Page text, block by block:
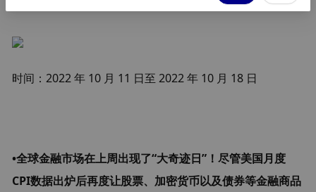
时间：2022 年 10 月 11 日至 2022 年 10 月 18 日
•全球金融市场在上周出现了“大奇迹日”！尽管美国月度
CPI数据出炉后再度让股票、加密货币以及债券等金融商品